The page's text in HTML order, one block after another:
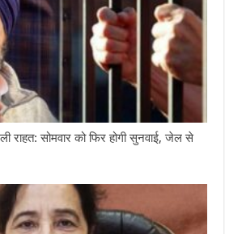
राहत: सोमवार को फिर होगी सुनवाई, जेल से